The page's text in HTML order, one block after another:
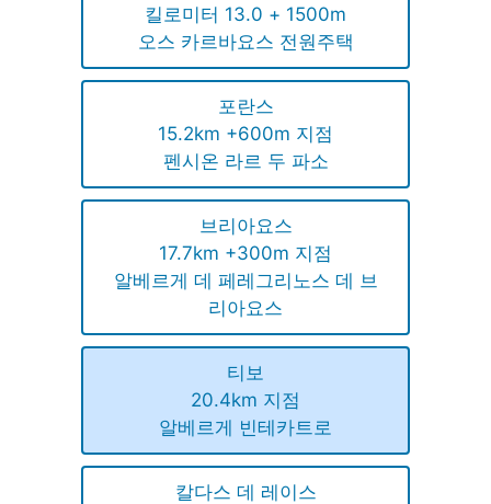
킬로미터 13.0 + 1500m
오스 카르바요스 전원주택
포란스
15.2km +600m 지점
펜시온 라르 두 파소
브리아요스
17.7km +300m 지점
알베르게 데 페레그리노스 데 브
리아요스
티보
20.4km 지점
알베르게 빈테카트로
칼다스 데 레이스